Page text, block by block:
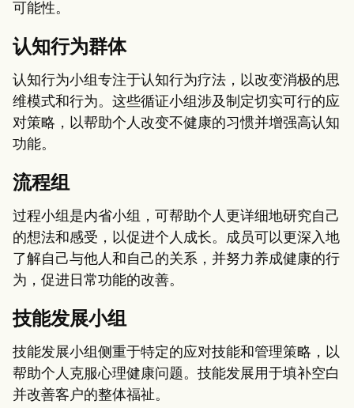
可能性。
认知行为群体
认知行为小组专注于认知行为疗法，以改变消极的思
维模式和行为。这些循证小组涉及制定切实可行的应
对策略，以帮助个人改变不健康的习惯并增强高认知
功能。
流程组
过程小组是内省小组，可帮助个人更详细地研究自己
的想法和感受，以促进个人成长。成员可以更深入地
了解自己与他人和自己的关系，并努力养成健康的行
为，促进日常功能的改善。
技能发展小组
技能发展小组侧重于特定的应对技能和管理策略，以
帮助个人克服心理健康问题。技能发展用于填补空白
并改善客户的整体福祉。